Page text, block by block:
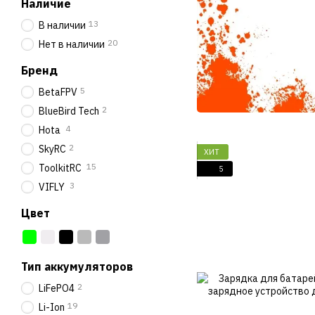
ХИТ
5
Наличие
В наличии 13
Нет в наличии 20
Бренд
BetaFPV 5
BlueBird Tech 2
Hota 4
SkyRC 2
ToolkitRC 15
VIFLY 3
Цвет
Тип аккумуляторов
LiFePO4 2
Li-Ion 19